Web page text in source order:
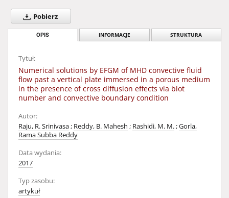
Pobierz
OPIS INFORMACJE STRUKTURA
Tytuł:
Numerical solutions by EFGM of MHD convective fluid
flow past a vertical plate immersed in a porous medium
in the presence of cross diffusion effects via biot
number and convective boundary condition
Autor:
Raju, R. Srinivasa; Reddy, B. Mahesh ; Rashidi, M. M.;Gorla,
Rama Subba Reddy
Data wydania:
2017
Typ zasobu:
artykuł